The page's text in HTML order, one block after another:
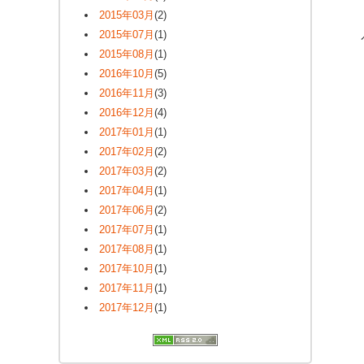
2015年03月 (2)
2015年07月 (1)
2015年08月 (1)
2016年10月 (5)
2016年11月 (3)
2016年12月 (4)
2017年01月 (1)
2017年02月 (2)
2017年03月 (2)
2017年04月 (1)
2017年06月 (2)
2017年07月 (1)
2017年08月 (1)
2017年10月 (1)
2017年11月 (1)
2017年12月 (1)